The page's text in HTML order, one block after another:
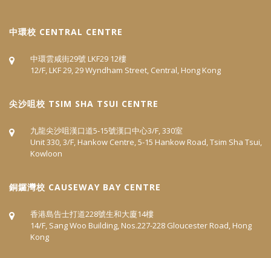
中環校 CENTRAL CENTRE
中環雲咸街29號 LKF29 12樓
12/F, LKF 29, 29 Wyndham Street, Central, Hong Kong
尖沙咀校 TSIM SHA TSUI CENTRE
九龍尖沙咀漢口道5‐15號漢口中心3/F, 330室
Unit 330, 3/F, Hankow Centre, 5-15 Hankow Road, Tsim Sha Tsui,
Kowloon
​銅鑼灣校 CAUSEWAY BAY CENTRE
香港島告士打道228號生和大廈14樓
14/F, Sang Woo Building, Nos.227-228 Gloucester Road, Hong
Kong